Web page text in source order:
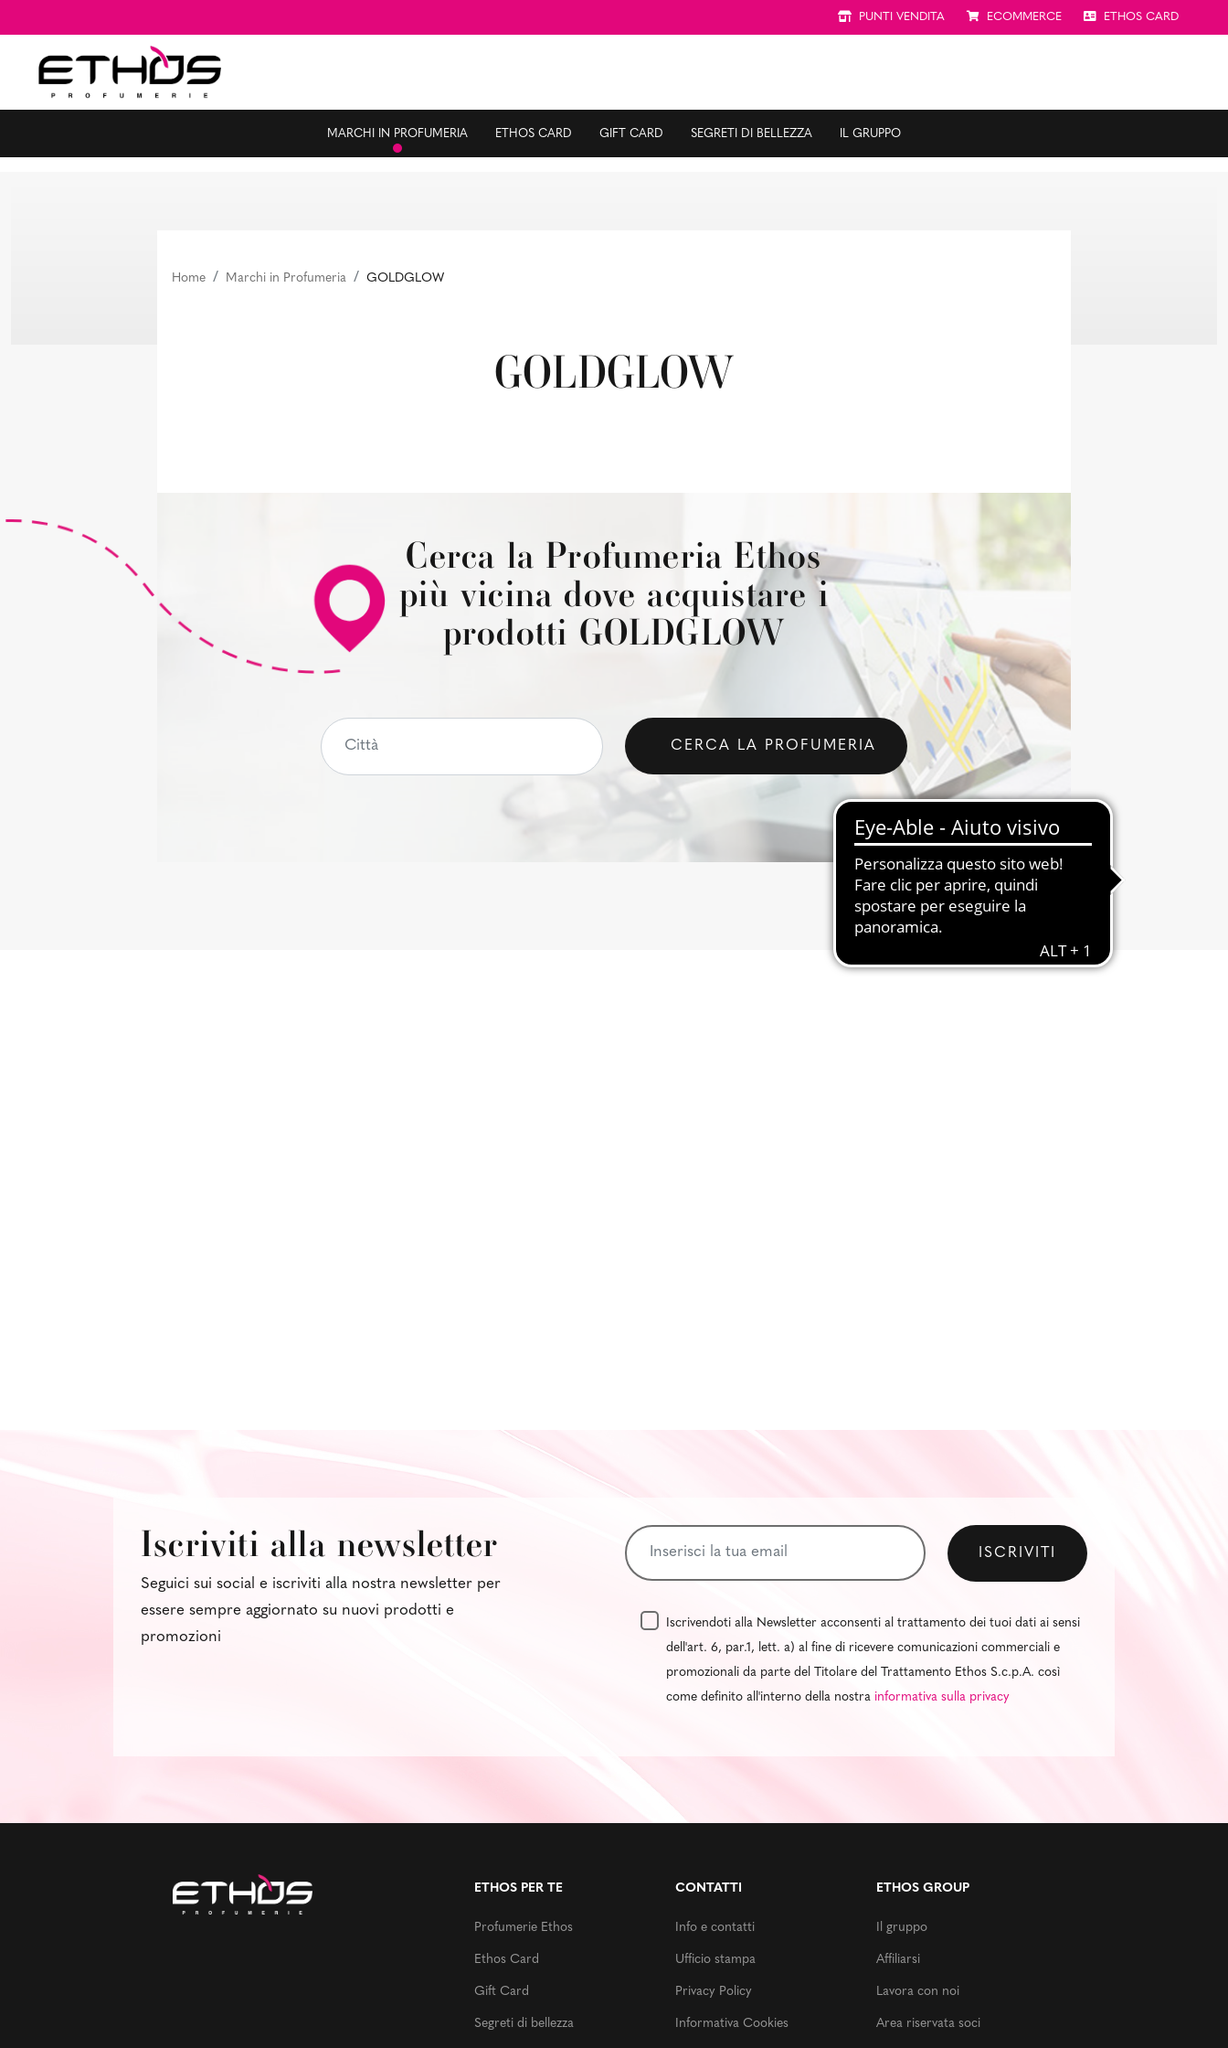
PUNTI VENDITA ECOMMERCE ETHOS CARD
MARCHI IN PROFUMERIA ETHOS CARD GIFT CARD SEGRETI DI BELLEZZA IL GRUPPO
Home Marchi in Profumeria GOLDGLOW
GOLDGLOW
Cerca la Profumeria Ethos
più vicina dove acquistare i
prodotti GOLDGLOW
CERCA LA PROFUMERIA
Iscriviti alla newsletter
Seguici sui social e iscriviti alla nostra newsletter per
essere sempre aggiornato su nuovi prodotti e
promozioni
Iscrivendoti alla Newsletter acconsenti al trattamento dei tuoi dati ai sensi
dell'art. 6, par.1, lett. a) al fine di ricevere comunicazioni commerciali e
promozionali da parte del Titolare del Trattamento Ethos S.c.p.A. così
come definito all'interno della nostra informativa sulla privacy
ETHOS PER TE
Profumerie Ethos
Ethos Card
Gift Card
Segreti di bellezza
CONTATTI
Info e contatti
Ufficio stampa
Privacy Policy
Informativa Cookies
ETHOS GROUP
Il gruppo
Affiliarsi
Lavora con noi
Area riservata soci